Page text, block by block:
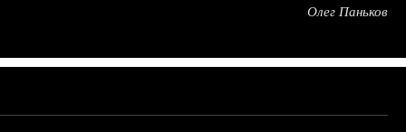
Олег Паньков